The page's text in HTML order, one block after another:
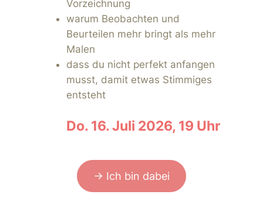
Vorzeichnung
warum Beobachten und
Beurteilen mehr bringt als mehr
Malen
dass du nicht perfekt anfangen
musst, damit etwas Stimmiges
entsteht
Do. 16. Juli 2026, 19 Uhr
→ Ich bin dabei